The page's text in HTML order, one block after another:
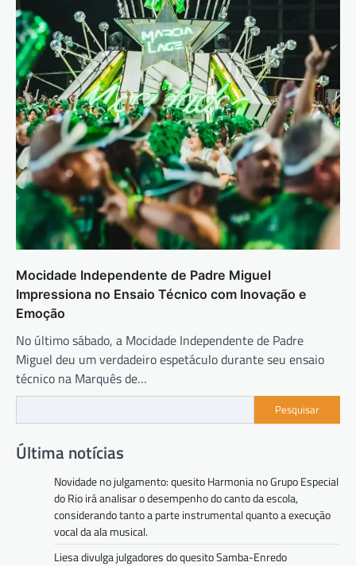
Mocidade Independente de Padre Miguel
Impressiona no Ensaio Técnico com Inovação e
Emoção
No último sábado, a Mocidade Independente de Padre
Miguel deu um verdadeiro espetáculo durante seu ensaio
técnico na Marquês de…
Pesquisar
Última notícias
Novidade no julgamento: quesito Harmonia no Grupo Especial
do Rio irá analisar o desempenho do canto da escola,
considerando tanto a parte instrumental quanto a execução
vocal da ala musical.
Liesa divulga julgadores do quesito Samba-Enredo